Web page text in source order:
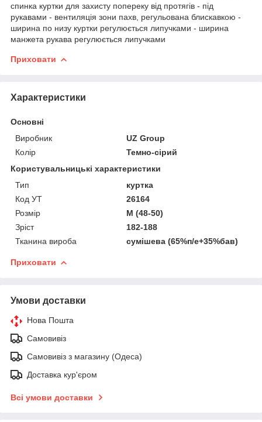
спинка куртки для захисту попереку від протягів - під
рукавами - вентиляція зони пахв, регульована блискавкою -
ширина по низу куртки регулюється липучками - ширина
манжета рукава регулюється липучками
Приховати
Характеристики
Основні
Виробник
UZ Group
Колір
Темно-сірий
Користувальницькі характеристики
Тип
куртка
Код УТ
26164
Розмір
M (48-50)
Зріст
182-188
Тканина вироба
сумішева (65%п/е+35%бав)
Приховати
Умови доставки
Нова Пошта
Самовивіз
Самовивіз з магазину (Одеса)
Доставка кур'єром
Всі умови доставки